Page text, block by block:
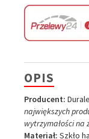
OPIS
Producent:
największych
wytrzymałości na
Materiał: Szkło